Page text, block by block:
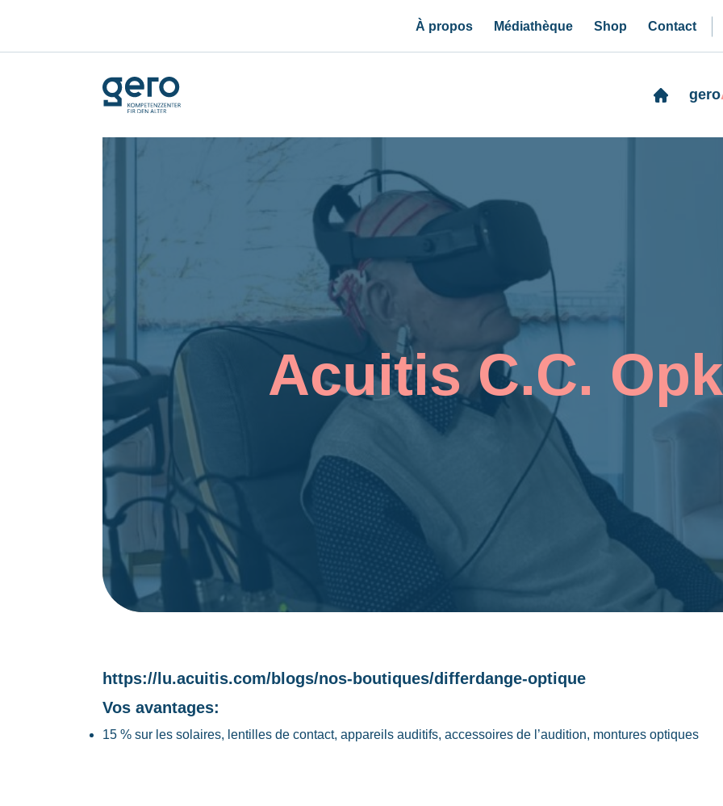
À propos Médiathèque Shop Contact
gero
Acuitis C.C.
https://lu.acuitis.com/blogs/nos-boutiques/differdange-optique
Vos avantages:
15 % sur les solaires, lentilles de contact, appareils auditifs, accessoires de l’audition, montures optiques